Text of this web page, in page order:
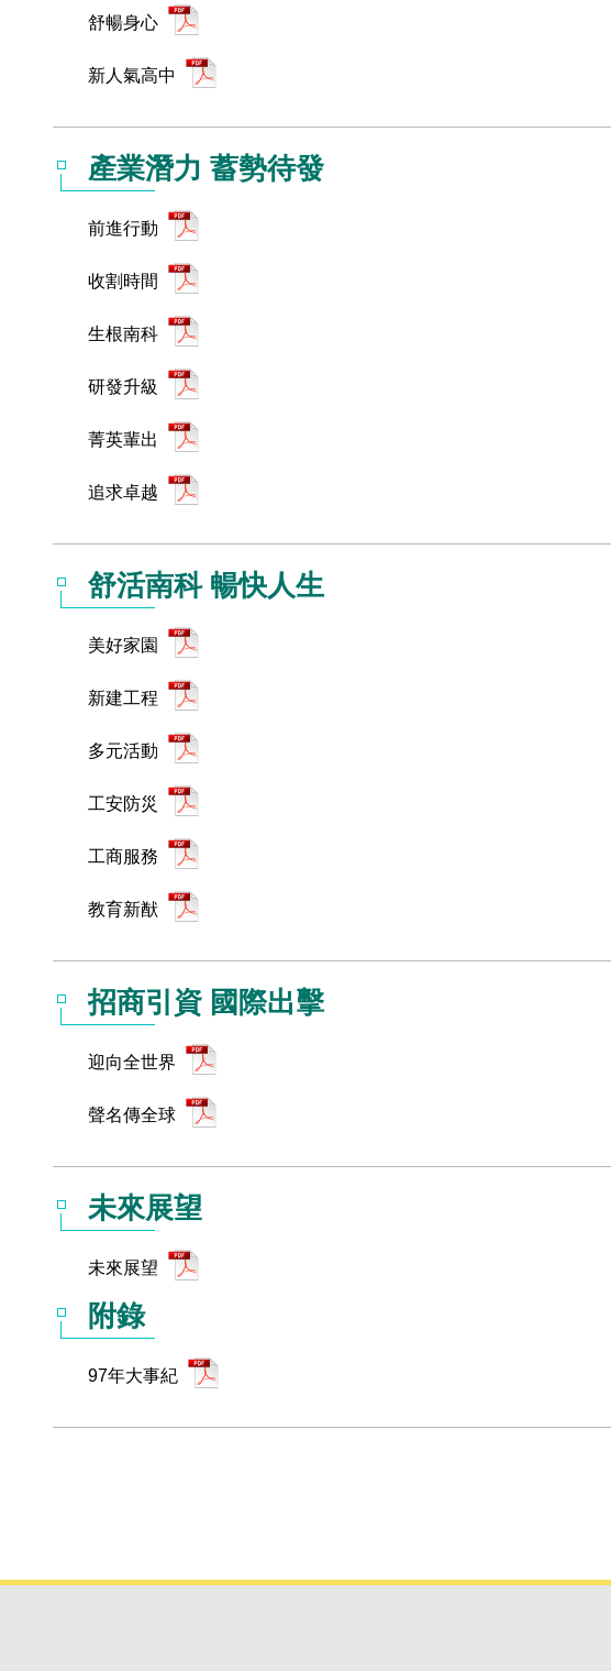
舒暢身心
新人氣高中
產業潛力 蓄勢待發
前進行動
收割時間
生根南科
研發升級
菁英輩出
追求卓越
舒活南科 暢快人生
美好家園
新建工程
多元活動
工安防災
工商服務
教育新猷
招商引資 國際出擊
迎向全世界
聲名傳全球
未來展望
未來展望
附錄
97年大事紀